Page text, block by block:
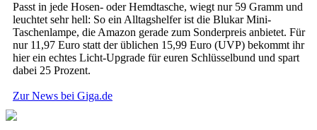
Passt in jede Hosen- oder Hemdtasche, wiegt nur 59 Gramm und
leuchtet sehr hell: So ein Alltagshelfer ist die Blukar Mini-
Taschenlampe, die Amazon gerade zum Sonderpreis anbietet. Für
nur 11,97 Euro statt der üblichen 15,99 Euro (UVP) bekommt ihr
hier ein echtes Licht-Upgrade für euren Schlüsselbund und spart
dabei 25 Prozent.
Zur News bei Giga.de